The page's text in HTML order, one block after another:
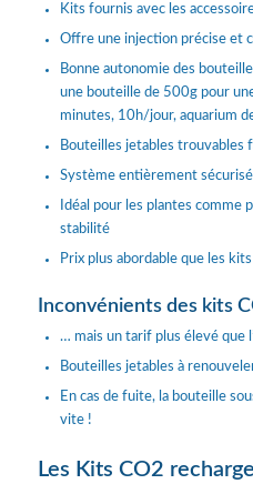
Kits fournis avec les
Offre une injection précise et
Bonne autonomie des
une bouteille de 500g pour
minutes, 10h/jour, aquarium
Bouteilles jetables trouvables
Système entièrement sécurisé
Idéal pour les plantes comme
stabilité
Prix plus abordable que les
Inconvénients des kits
… mais un tarif plus élevé que
Bouteilles jetables à
En cas de fuite, la bouteille
vite !
Les Kits CO2